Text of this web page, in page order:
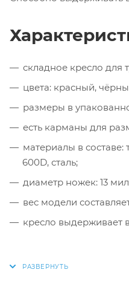
складное кресло для
цвета: красный,
размеры в
есть карманы для
материалы в
600D, сталь;
диаметр ножек: 13
вес модели
кресло выдерживает